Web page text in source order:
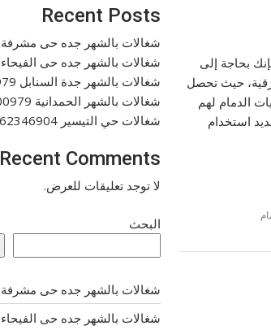
بحاجة إلى
حيث تحصل
الدمام لهم
استخدام
Recent Posts
شغالات بالشهر جده حى مشرفة 0577265649
شغالات بالشهر جده حى الفيحاء 0577265649
شغالات بالشهر جدة السنابل 0571400979
شغالات بالشهر الحمدانية 0571400979
شغالات حي التيسير 0562346904
Recent Comments
لا توجد تعليقات للعرض.
البحث
شغالات بالشهر جده حى مشرفة 0577265649
شغالات بالشهر جده حى الفيحاء 0577265649